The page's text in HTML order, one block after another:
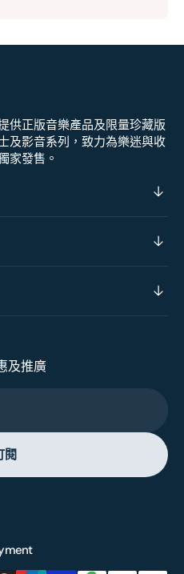
供正版音樂產品及限量珍藏版
及影音系列，致力為樂迷與收
家發售。
及推廣
閱